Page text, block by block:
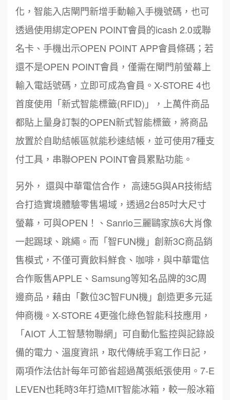
化，智能入店閘門新增手動輸入手機號碼，也可
透過使用綁定OPEN POINT會員的icash 2.0或聯
名卡、手機出示OPEN POINT APP會員條碼；若
還不是OPEN POINT會員，僅需在閘門前螢幕上
輸入電話號碼，立即可成為會員。X-STORE 4也
首度使用「新式智能標籤(RFID)」，上萬件商品
都貼上量身訂製的OPEN新式智能標籤，將商品
放置於自助結帳區就能秒速結帳，並可使用7種支
付工具，串聯OPEN POINT會員累點功能。
另外， 還與中華電信合作， 高速5G與AR技術結
合打造實境體驗零售場域，透過2台85吋大尺寸
螢幕，可與OPEN！、Sanrio三麗鷗家族6大肖像
一起踢球、跳繩。而「智FUN機」創新3C商品銷
售模式，不僅可賣飲料鮮食、咖啡，與中華電信
合作販售APPLE、Samsung等知名品牌的3C周
邊商品，藉由「數位3C智FUN機」創造更多元延
伸商機。X-STORE 4更強化綠色智能科技應用，
「AIOT 人工智慧物聯網」可自動化監控與記錄設
備的電力、溫度資訊，取代傳統手寫工作日記，
兩項作法估計每年可節省超過萬張紙張使用。7-E
LEVEN也耗時3年打造MIT智能冰箱，較一般冰箱